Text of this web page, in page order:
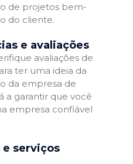
de projetos bem-
do cliente.
e avaliações
avaliações de
ter uma ideia da
da empresa de
a garantir que você
empresa confiável
e serviços